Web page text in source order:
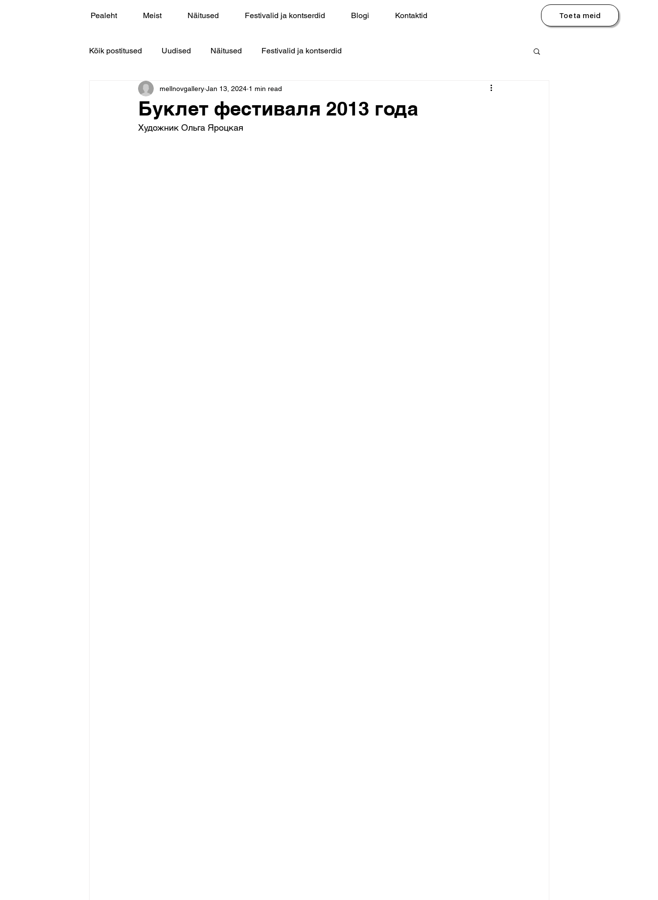
Pealeht Meist Näitused Festivalid ja kontserdid Blogi Kontaktid Toeta meid
Kõik postitused Uudised Näitused Festivalid ja kontserdid
Буклет фестиваля 2013 года
mellnovgallery Jan 13, 2024 1 min read
Художник Ольга Яроцкая